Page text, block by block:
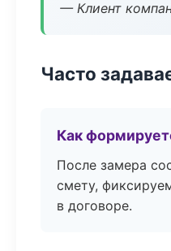
— Клиент
Часто
Как
После замера
смету,
в договоре.